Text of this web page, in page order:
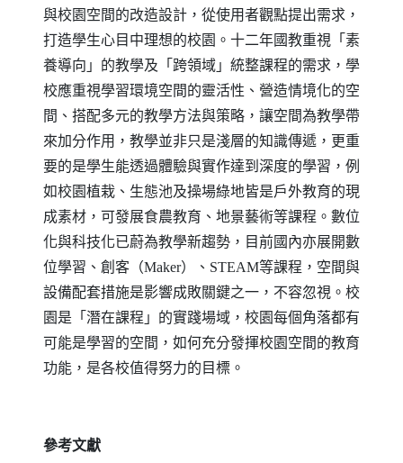
與校園空間的改造設計，從使用者觀點提出需求，
打造學生心目中理想的校園。十二年國教重視「素
養導向」的教學及「跨領域」統整課程的需求，學
校應重視學習環境空間的靈活性、營造情境化的空
間、搭配多元的教學方法與策略，讓空間為教學帶
來加分作用，教學並非只是淺層的知識傳遞，更重
要的是學生能透過體驗與實作達到深度的學習，例
如校園植栽、生態池及操場綠地皆是戶外教育的現
成素材，可發展食農教育、地景藝術等課程。數位
化與科技化已蔚為教學新趨勢，目前國內亦展開數
位學習、創客（Maker）、 STEAM等課程，空間與
設備配套措施是影響成敗關鍵之一，不容忽視。校
園是「潛在課程」的實踐場域，校園每個角落都有
可能是學習的空間，如何充分發揮校園空間的教育
功能，是各校值得努力的目標。
參考文獻